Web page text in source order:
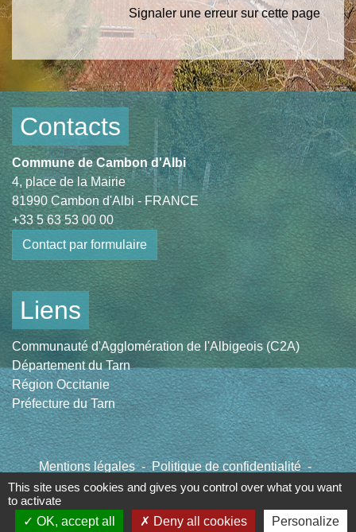
Signaler une erreur sur cette page
Contacts
Commune de Cambon d'Albi
4, place de la Mairie
81990 Cambon d'Albi - FRANCE
+33 5 63 53 00 00
Contact par formulaire
Liens
Communauté d'Agglomération de l'Albigeois (C2A)
Département du Tarn
Région Occitanie
Préfecture du Tarn
Mentions légales - Politique de confidentialité -
Accessibilité - Plan du site - Gestion des cookies
Site créé en partenariat avec Réseau des Communes
This site uses cookies and gives you control over what you want
to activate
OK, accept all
Deny all cookies Personalize